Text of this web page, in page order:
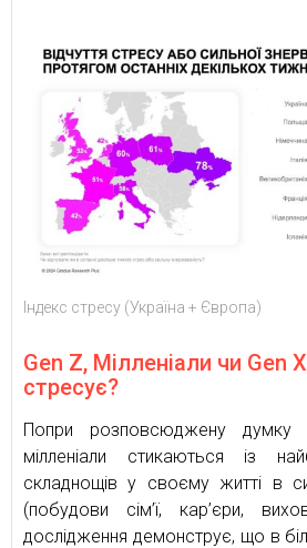
Індекс стресу (Україна + Європа)
Gen Z, Мілленіали чи Gen
стресує?
Попри розповсюджену
мілленіали стикаються із
складнощів у своєму житті в
(побудови сім’ї, кар’єри,
дослідження демонструє, що в